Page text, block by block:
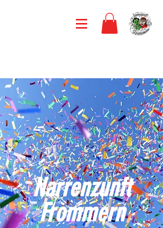
Narrenzunft
Frommern